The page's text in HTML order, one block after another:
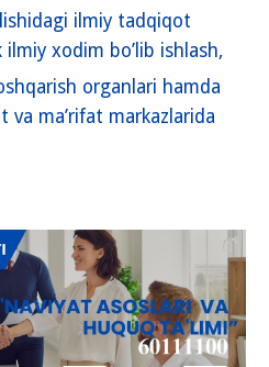
ilmiy tadqiqot
xodim bo’lib ishlash,
organlari hamda
va ma’rifat markazlarida